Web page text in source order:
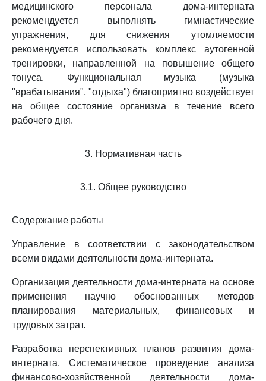
медицинского персонала дома-интерната
рекомендуется выполнять гимнастические
упражнения, для снижения утомляемости
рекомендуется использовать комплекс аутогенной
тренировки, направленной на повышение общего
тонуса. Функциональная музыка (музыка
"врабатывания", "отдыха") благоприятно воздействует
на общее состояние организма в течение всего
рабочего дня.
3. Нормативная часть
3.1. Общее руководство
Содержание работы
Управление в соответствии с законодательством
всеми видами деятельности дома-интерната.
Организация деятельности дома-интерната на основе
применения научно обоснованных методов
планирования материальных, финансовых и
трудовых затрат.
Разработка перспективных планов развития дома-
интерната. Систематическое проведение анализа
финансово-хозяйственной деятельности дома-